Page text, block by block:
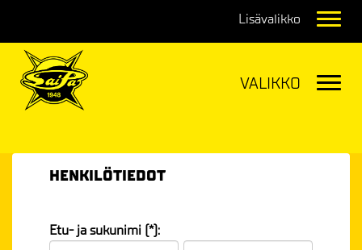
HENKILÖTIEDOT
Etu- ja sukunimi (*):